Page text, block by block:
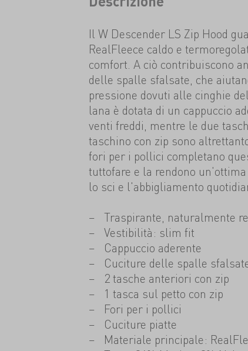
Il W Descender LS Zip Hood
RealFleece caldo e
comfort. A ciò contribuiscono
delle spalle sfalsate, che
pressione dovuti alle cinghie
lana è dotata di un cappuccio
venti freddi, mentre le due
taschino con zip sono
fori per i pollici completano
tuttofare e la rendono
lo sci e l'abbigliamento
Traspirante, naturalmente
Vestibilità: slim fit
Cappuccio aderente
Cuciture delle spalle
2 tasche anteriori con zip
1 tasca sul petto con zip
Fori per i pollici
Cuciture piatte
Materiale principale: